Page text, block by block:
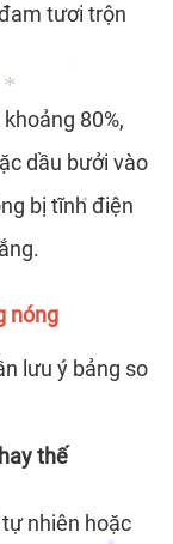
*
tươi trộn
80%,
dầu bưởi vào
bị tĩnh điện
nóng
lưu ý bảng so
thế
nhiên hoặc